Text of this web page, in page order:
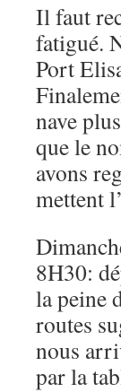
Il faut
fatigué.
Port
nave
que le
avons
mettent
8H30:
la peine
routes
nous
par la